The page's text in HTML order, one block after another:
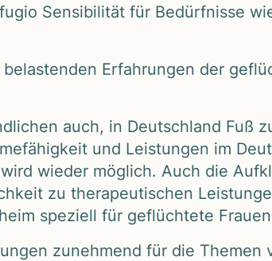
Sen­si­bi­li­tät für Bedürf­nisse
Erfah­run­gen der
auch, in Deutsch­land Fuß
und Leis­tun­gen im
wie­der mög­lich. Auch die
zu the­ra­peu­ti­schen
spe­zi­ell für geflüch­tete
zuneh­mend für die The­men